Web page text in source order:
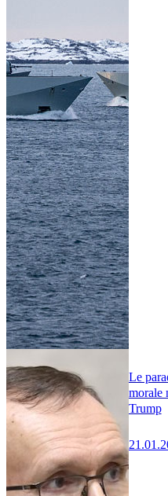
Le
morale
Trump